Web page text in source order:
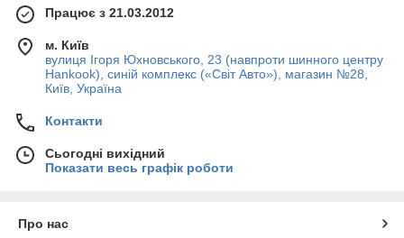
Працює з 21.03.2012
м. Київ
вулиця Ігоря Юхновського, 23 (навпроти шинного центру
Hankook), синій комплекс («Світ Авто»), магазин №28,
Київ, Україна
Контакти
Сьогодні вихідний
Показати весь графік роботи
Про нас